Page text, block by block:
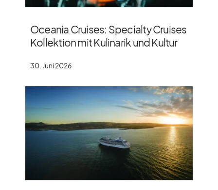
Oceania Cruises: Specialty Cruises
Kollektion mit Kulinarik und Kultur
30. Juni 2026